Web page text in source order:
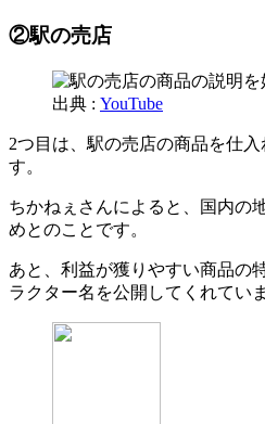
②駅の売店
出典 : YouTube
2つ目は、駅の売店の商品を仕
す。
ちかねぇさんによると、国内
めとのことです。
あと、利益が獲りやすい商品の
ラクター名を公開してくれていま